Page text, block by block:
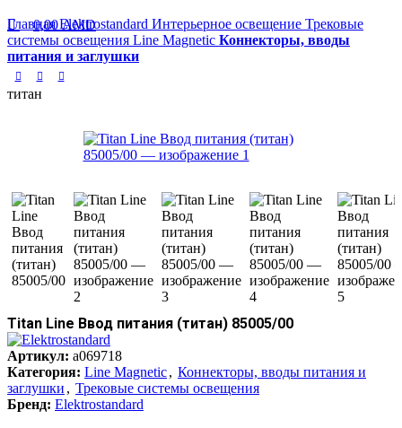
0,00AMD
ГлавнаяElektrostandard Интерьерное освещение Трековые
системы освещения Line Magnetic Коннекторы, вводы
питания и заглушки
титан
Titan Line Ввод питания (титан) 85005/00
Артикул: a069718
Категория: Line Magnetic, Коннекторы, вводы питания и
заглушки , Трековые системы освещения
Бренд: Elektrostandard